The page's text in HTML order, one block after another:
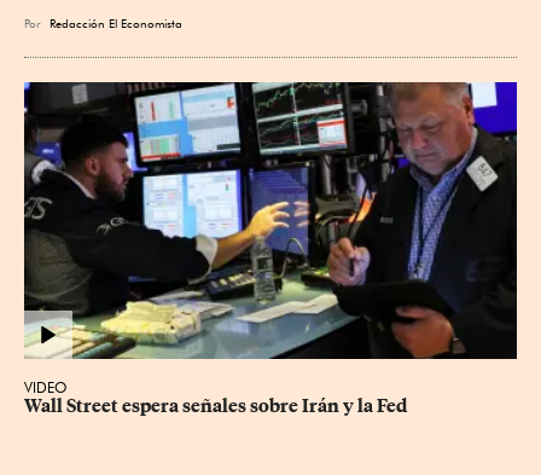
Por Redacción El Economista
VIDEO
Wall Street espera señales sobre Irán y la Fed